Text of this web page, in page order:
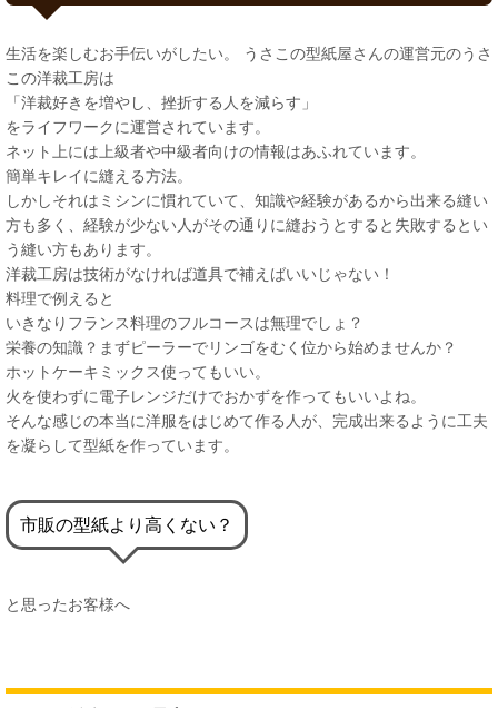
生活を楽しむお手伝いがしたい。 うさこの型紙屋さんの運営元のうさ
この洋裁工房は
「洋裁好きを増やし、挫折する人を減らす」
をライフワークに運営されています。
ネット上には上級者や中級者向けの情報はあふれています。
簡単キレイに縫える方法。
しかしそれはミシンに慣れていて、知識や経験があるから出来る縫い
方も多く、経験が少ない人がその通りに縫おうとすると失敗するとい
う縫い方もあります。
洋裁工房は技術がなければ道具で補えばいいじゃない！
料理で例えると
いきなりフランス料理のフルコースは無理でしょ？
栄養の知識？まずピーラーでリンゴをむく位から始めませんか？
ホットケーキミックス使ってもいい。
火を使わずに電子レンジだけでおかずを作ってもいいよね。
そんな感じの本当に洋服をはじめて作る人が、完成出来るように工夫
を凝らして型紙を作っています。
市販の型紙より高くない？
と思ったお客様へ